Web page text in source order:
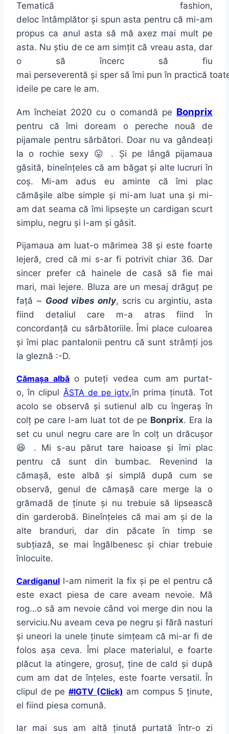
Tematică fashion,
deloc întâmplător și spun asta pentru că mi-am
propus ca anul asta să mă axez mai mult pe
asta. Nu știu de ce am simțit că vreau asta, dar
o să încerc să fiu
mai perseverentă și sper să îmi pun în practică
ideile pe care le am.
Am încheiat 2020 cu o comandă pe Bonprix
pentru că îmi doream o pereche nouă de
pijamale pentru sărbători. Doar nu va gândeați
la o rochie sexy 😛 . Și pe lângă pijamaua
găsită, bineînțeles că am băgat și alte lucruri în
coș. Mi-am adus eu aminte că îmi plac
cămășile albe simple și mi-am luat una și mi-
am dat seama că îmi lipsește un cardigan scurt
simplu, negru și l-am și găsit.
Pijamaua am luat-o mărimea 38 și este foarte
lejeră, cred că mi s-ar fi potrivit chiar 36. Dar
sincer prefer că hainele de casă să fie mai
mari, mai lejere. Bluza are un mesaj drăguț pe
față ~ Good vibes only, scris cu argintiu, asta
fiind detaliul care m-a atras fiind în
concordanță cu sărbătoriile. Îmi place culoarea
și îmi plac pantalonii pentru că sunt strâmți jos
la gleznă :-D.
Cămașa albăo puteți vedea cum am purtat-
o, în clipul ĂSTA de pe igtv,în prima ținută. Tot
acolo se observă și sutienul alb cu îngeraș în
colț pe care l-am luat tot de pe Bonprix. Era la
set cu unul negru care are în colț un drăcușor
😆 . Mi s-au părut tare haioase și îmi plac
pentru că sunt din bumbac. Revenind la
cămașă, este albă și simplă după cum se
observă, genul de cămașă care merge la o
grămadă de ținute și nu trebuie să lipsească
din garderobă. Bineînțeles că mai am și de la
alte branduri, dar din păcate în timp se
subțiază, se mai îngălbenesc și chiar trebuie
înlocuite.
Cardiganul l-am nimerit la fix și pe el pentru că
este exact piesa de care aveam nevoie. Mă
rog…o să am nevoie când voi merge din nou la
serviciu.Nu aveam ceva pe negru și fără nasturi
și uneori la unele ținute simțeam că mi-ar fi de
folos așa ceva. Îmi place materialul, e foarte
plăcut la atingere, grosuț, ține de cald și după
cum am dat de înțeles, este foarte versatil. În
clipul de pe #IGTV (Click) am compus 5 ținute,
el fiind piesa comună.
Iar mai sus am altă ținută purtată într-o zi